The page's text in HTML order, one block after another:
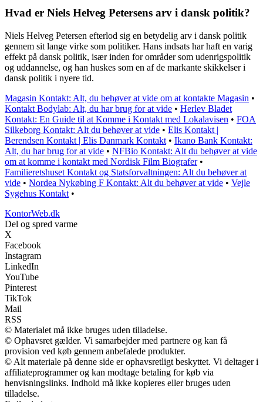
Hvad er Niels Helveg Petersens arv i dansk politik?
Niels Helveg Petersen efterlod sig en betydelig arv i dansk politik
gennem sit lange virke som politiker. Hans indsats har haft en varig
effekt på dansk politik, især inden for områder som udenrigspolitik
og uddannelse, og han huskes som en af de markante skikkelser i
dansk politik i nyere tid.
Magasin Kontakt: Alt, du behøver at vide om at kontakte Magasin •
Kontakt Bodylab: Alt, du har brug for at vide • Herlev Bladet
Kontakt: En Guide til at Komme i Kontakt med Lokalavisen • FOA
Silkeborg Kontakt: Alt du behøver at vide • Elis Kontakt |
Berendsen Kontakt | Elis Danmark Kontakt • Ikano Bank Kontakt:
Alt, du har brug for at vide • NFBio Kontakt: Alt du behøver at vide
om at komme i kontakt med Nordisk Film Biografer•
Familieretshuset Kontakt og Statsforvaltningen: Alt du behøver at
vide • Nordea Nykøbing F Kontakt: Alt du behøver at vide • Vejle
Sygehus Kontakt •
KontorWeb.dk
Del og spred varme
X
Facebook
Instagram
LinkedIn
YouTube
Pinterest
TikTok
Mail
RSS
© Materialet må ikke bruges uden tilladelse.
© Ophavsret gælder. Vi samarbejder med partnere og kan få
provision ved køb gennem anbefalede produkter.
© Alt materiale på denne side er ophavsretligt beskyttet. Vi deltager i
affiliateprogrammer og kan modtage betaling for køb via
henvisningslinks. Indhold må ikke kopieres eller bruges uden
tilladelse.